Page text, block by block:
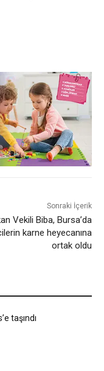
Sonraki İçerik
Vekili Biba, Bursa’da
karne heyecanına
ortak oldu
taşındı